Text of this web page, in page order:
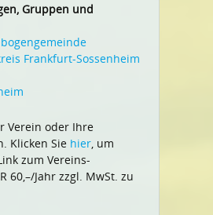
Gruppen und
Frankfurt-Sossenheim
Verein oder Ihre
Klicken Sie hier , um
zum Vereins-
60,–/Jahr zzgl. MwSt. zu